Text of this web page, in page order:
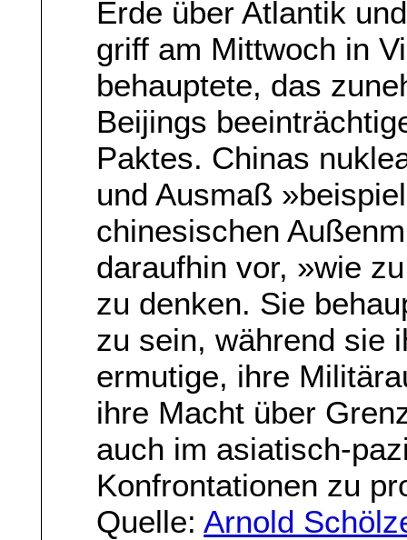
Erde über Atlantik
griff am Mittwoch in
behauptete, das
Beijings
Paktes. Chinas
und Ausmaß
chinesischen
daraufhin vor, »wie
zu denken. Sie
zu sein, während sie
ermutige, ihre
ihre Macht über
auch im asiatisch-
Konfrontationen zu
Quelle: Arnold